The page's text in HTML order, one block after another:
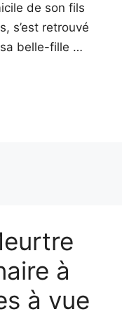
de son fils
s’est retrouvé
belle-fille …
à
à vue